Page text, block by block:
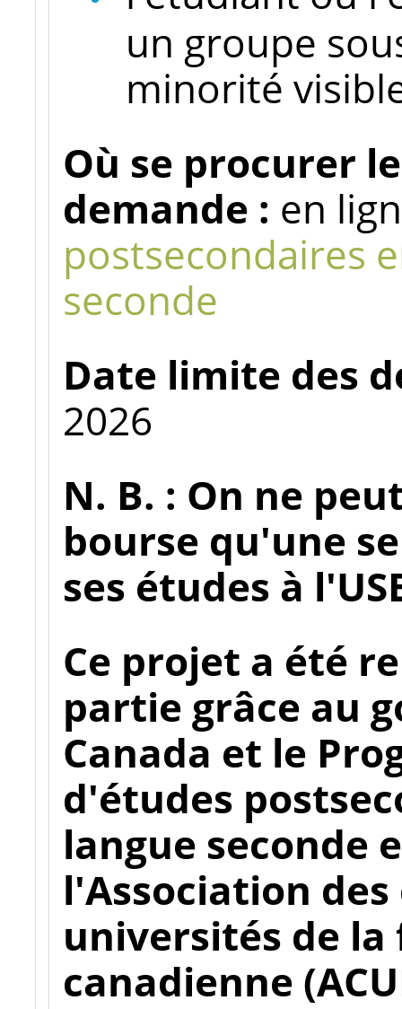
un groupe
minorité
Où se procurer
demande : en
postsecondaires
seconde
Date limite des
2026
N. B. : On ne
bourse qu'une
ses études à
Ce projet a été
partie grâce au
Canada et le
d'études
langue seconde
l'Association
universités de
canadienne